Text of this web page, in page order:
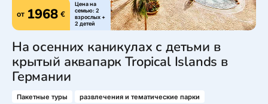
от 1968 €
Цена на
семью: 2
взрослых +
2 детей
На осенних каникулах с детьми в
крытый аквапарк Tropical Islands в
Германии
Пакетные туры
развлечения и тематические парки